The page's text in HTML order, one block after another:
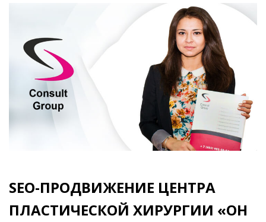
SEO-ПРОДВИЖЕНИЕ ЦЕНТРА
ПЛАСТИЧЕСКОЙ ХИРУРГИИ «ОН